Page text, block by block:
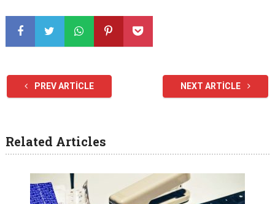
PREV ARTICLE NEXT ARTICLE
Related Articles